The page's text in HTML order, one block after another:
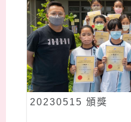
20230515 頒獎